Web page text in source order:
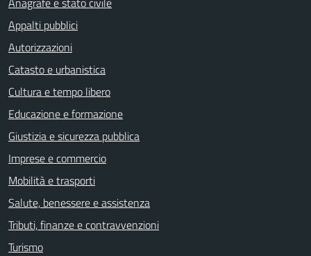
Appalti pubblici
Autorizzazioni
Catasto e urbanistica
Cultura e tempo libero
Educazione e formazione
Giustizia e sicurezza pubblica
Imprese e commercio
Mobilità e trasporti
Salute, benessere e assistenza
Tributi, finanze e contravvenzioni
Turismo